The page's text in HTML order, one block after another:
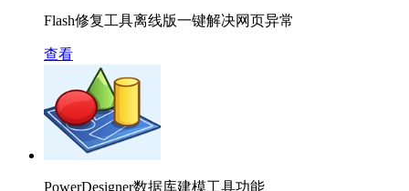
Flash修复工具离线版一键解决网页异常
查看
PowerDesigner数据库建模工具功能